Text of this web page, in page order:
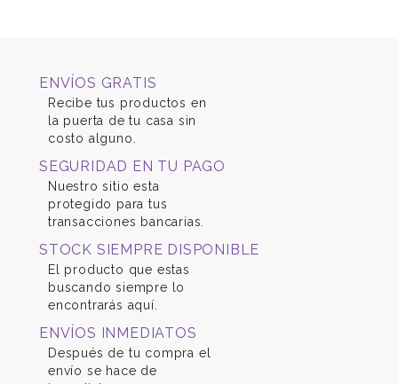
ENVÍOS GRATIS
Recibe tus productos en
la puerta de tu casa sin
costo alguno.
SEGURIDAD EN TU PAGO
Nuestro sitio esta
protegido para tus
transacciones bancarias.
STOCK SIEMPRE DISPONIBLE
El producto que estas
buscando siempre lo
encontrarás aquí.
ENVÍOS INMEDIATOS
Después de tu compra el
envío se hace de